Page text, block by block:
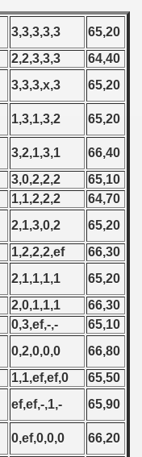
3,3,3,3,3
65,20
2,2,3,3,3
64,40
3,3,3,x,3
65,20
1,3,1,3,2
65,20
3,2,1,3,1
66,40
3,0,2,2,2
65,10
1,1,2,2,2
64,70
2,1,3,0,2
65,20
1,2,2,2,ef
66,30
2,1,1,1,1
65,20
2,0,1,1,1
66,30
0,3,ef,-,-
65,10
0,2,0,0,0
66,80
1,1,ef,ef,0
65,50
ef,ef,-,1,-
65,90
0,ef,0,0,0
66,20